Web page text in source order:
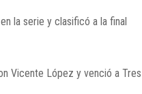
la serie y clasificó a la final
Vicente López y venció a